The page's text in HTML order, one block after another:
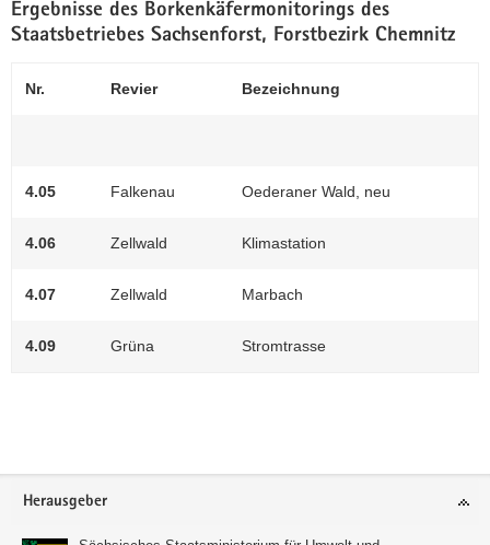
Ergebnisse des Borkenkäfermonitorings des
Staatsbetriebes Sachsenforst, Forstbezirk Chemnitz
Nr. Revier Bezeichnung
4.05 Falkenau Oederaner Wald, neu
4.06 Zellwald Klimastation
4.07 Zellwald Marbach
4.09 Grüna Stromtrasse
Footer-
Herausgeber